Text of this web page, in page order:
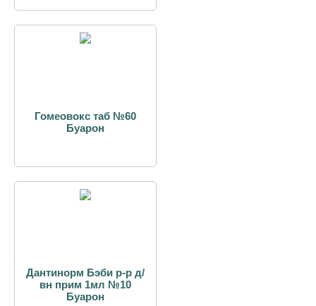
Гомеовокс таб №60
Буарон
Дантинорм Бэби р-р д/
вн прим 1мл №10
Буарон